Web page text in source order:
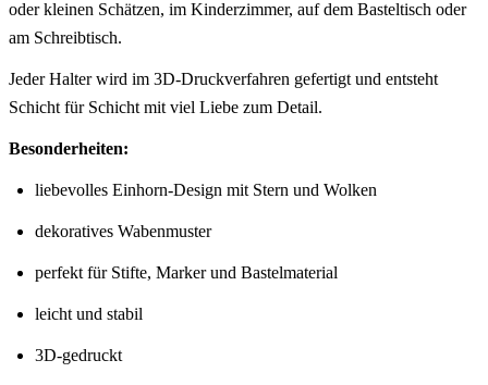
oder kleinen Schätzen, im Kinderzimmer, auf dem Basteltisch oder
am Schreibtisch.
Jeder Halter wird im 3D-Druckverfahren gefertigt und entsteht
Schicht für Schicht mit viel Liebe zum Detail.
Besonderheiten:
liebevolles Einhorn-Design mit Stern und Wolken
dekoratives Wabenmuster
perfekt für Stifte, Marker und Bastelmaterial
leicht und stabil
3D-gedruckt